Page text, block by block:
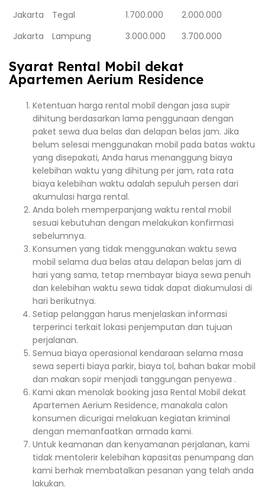
Jakarta
Tegal 1.700.000
2.000.000
Jakarta
Lampung 3.000.000 3.700.000
Syarat Rental Mobil dekat
Apartemen Aerium Residence
Ketentuan harga rental mobil dengan jasa supir
dihitung berdasarkan lama penggunaan dengan
paket sewa dua belas dan delapan belas jam. Jika
belum selesai menggunakan mobil pada batas waktu
yang disepakati, Anda harus menanggung biaya
kelebihan waktu yang dihitung per jam, rata rata
biaya kelebihan waktu adalah sepuluh persen dari
akumulasi harga rental.
Anda boleh memperpanjang waktu rental mobil
sesuai kebutuhan dengan melakukan konfirmasi
sebelumnya.
Konsumen yang tidak menggunakan waktu sewa
mobil selama dua belas atau delapan belas jam di
hari yang sama, tetap membayar biaya sewa penuh
dan kelebihan waktu sewa tidak dapat diakumulasi di
hari berikutnya.
Setiap pelanggan harus menjelaskan informasi
terperinci terkait lokasi penjemputan dan tujuan
perjalanan.
Semua biaya operasional kendaraan selama masa
sewa seperti biaya parkir, biaya tol, bahan bakar mobil
dan makan sopir menjadi tanggungan penyewa .
Kami akan menolak booking jasa Rental Mobil dekat
Apartemen Aerium Residence, manakala calon
konsumen dicurigai melakuan kegiatan kriminal
dengan memanfaatkan armada kami.
Untuk keamanan dan kenyamanan perjalanan, kami
tidak mentolerir kelebihan kapasitas penumpang dan
kami berhak membatalkan pesanan yang telah anda
lakukan.